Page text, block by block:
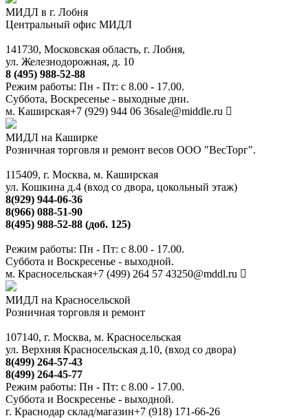
МИДЛ в г. Лобня
Центральный офис МИДЛ
141730, Московская область, г. Лобня,
ул. Железнодорожная, д. 10
8 (495) 988-52-88
Режим работы: Пн - Пт: с 8.00 - 17.00.
Суббота, Воскресенье - выходные дни.
м. Каширская+7 (929) 944 06 36sale@middle.ru
МИДЛ на Каширке
Розничная торговля и ремонт весов ООО "ВесТорг".
115409, г. Москва, м. Каширская
ул. Кошкина д.4 (вход со двора, цокольный этаж)
8(929) 944-06-36
8(966) 088-51-90
8(495) 988-52-88 (доб. 125)
Режим работы: Пн - Пт: с 8.00 - 17.00.
Суббота и Воскресенье - выходной.
м. Красносельская+7 (499) 264 57 43250@mddl.ru
МИДЛ на Красносельской
Розничная торговля и ремонт
107140, г. Москва, м. Красносельская
ул. Верхняя Красносельская д.10, (вход со двора)
8(499) 264-57-43
8(499) 264-45-77
Режим работы: Пн - Пт: с 8.00 - 17.00.
Суббота и Воскресенье - выходной.
г. Краснодар склад/магазин+7 (918) 171-66-26